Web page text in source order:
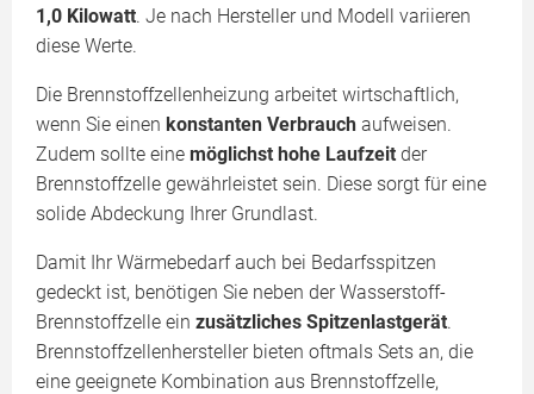
1,0 Kilowatt. Je nach Hersteller und Modell variieren
diese Werte.
Die Brennstoffzellenheizung arbeitet wirtschaftlich,
wenn Sie einen konstanten Verbrauch aufweisen.
Zudem sollte eine möglichst hohe Laufzeit der
Brennstoffzelle gewährleistet sein. Diese sorgt für eine
solide Abdeckung Ihrer Grundlast.
Damit Ihr Wärmebedarf auch bei Bedarfsspitzen
gedeckt ist, benötigen Sie neben der Wasserstoff-
Brennstoffzelle ein zusätzliches Spitzenlastgerät.
Brennstoffzellenhersteller bieten oftmals Sets an, die
eine geeignete Kombination aus Brennstoffzelle,